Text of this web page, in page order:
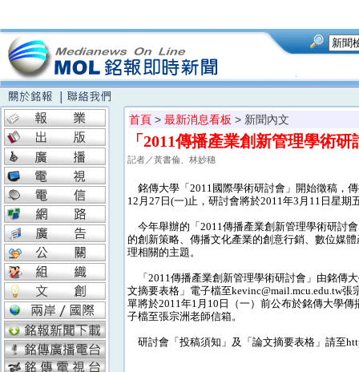
首頁 > 最新消息看板 > 新聞內文
「2011傳播產業創新管理學術
記者／黃書倫、林妙穗
銘傳大學「2011國際學術研討會」開始徵稿，
12月27日(一)止，研討會將於2011年3月11日星期
今年舉辦的「2011傳播產業創新管理學術研討
的創新策略、傳播文化產業的創意行銷、數位媒
理相關的主題。
「2011傳播產業創新管理學術研討會」由銘傳
文摘要表格」電子檔至kevinc@mail.mcu.edu.tw
單將於2011年1月10日（一）前公布於銘傳大學
子檔至張宗洲老師信箱。
研討會「投稿須知」及「論文摘要表格」請至